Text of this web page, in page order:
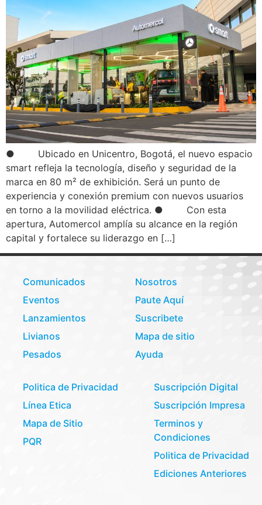
● Ubicado en Unicentro, Bogotá, el nuevo espacio
smart refleja la tecnología, diseño y seguridad de la
marca en 80 m² de exhibición. Será un punto de
experiencia y conexión premium con nuevos usuarios
en torno a la movilidad eléctrica. ● Con esta
apertura, Automercol amplía su alcance en la región
capital y fortalece su liderazgo en […]
Comunicados
Eventos
Lanzamientos
Livianos
Pesados
Nosotros
Paute Aquí
Suscribete
Mapa de sitio
Ayuda
Politica de Privacidad
Línea Etica
Mapa de Sitio
PQR
Suscripción Digital
Suscripción Impresa
Terminos y
Condiciones
Politica de Privacidad
Ediciones Anteriores